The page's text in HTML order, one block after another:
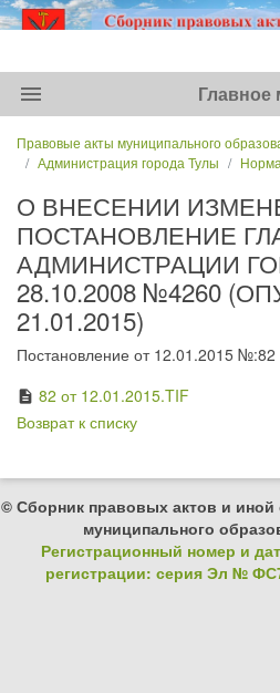
menu
Правовые акты муниципального
Администрация города Тулы
О ВНЕСЕНИИ
ПОСТАНОВЛЕНИЕ
АДМИНИСТРАЦИИ
28.10.2008 №4260
21.01.2015)
Постановление от 12.01.2015 №:82
description 82 от 12.01.2015.TIF
Возврат к списку
© Сборник правовых актов и
муниципального
Регистрационный номер и
регистрации: серия Эл №